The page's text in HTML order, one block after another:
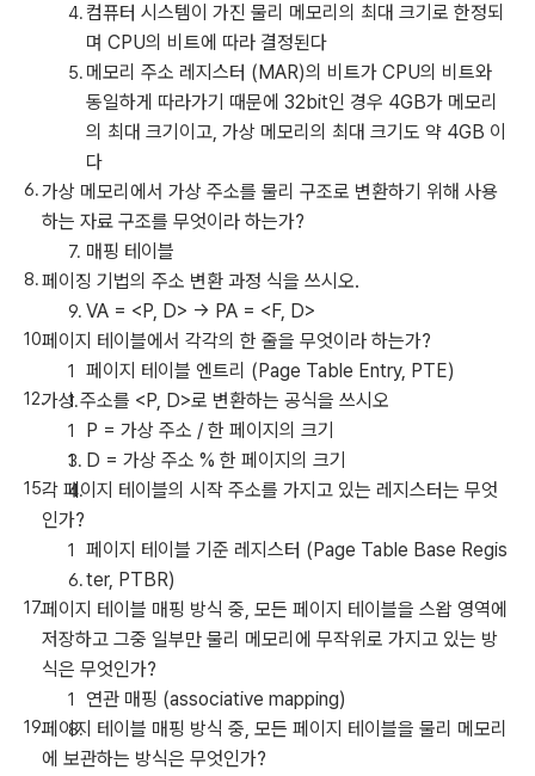
컴퓨터 시스템이 가진 물리 메모리의 최대 크기로 한정되
며 CPU의 비트에 따라 결정된다
메모리 주소 레지스터 (MAR)의 비트가 CPU의 비트와
동일하게 따라가기 때문에 32bit인 경우 4GB가 메모리
의 최대 크기이고, 가상 메모리의 최대 크기도 약 4GB 이
다
가상 메모리에서 가상 주소를 물리 구조로 변환하기 위해 사용
하는 자료 구조를 무엇이라 하는가?
매핑 테이블
페이징 기법의 주소 변환 과정 식을 쓰시오.
VA = <P, D> -> PA = <F, D>
페이지 테이블에서 각각의 한 줄을 무엇이라 하는가?
페이지 테이블 엔트리 (Page Table Entry, PTE)
가상 주소를 <P, D>로 변환하는 공식을 쓰시오
P = 가상 주소 / 한 페이지의 크기
D = 가상 주소 % 한 페이지의 크기
각 페이지 테이블의 시작 주소를 가지고 있는 레지스터는 무엇
인가?
페이지 테이블 기준 레지스터 (Page Table Base Regis
ter, PTBR)
페이지 테이블 매핑 방식 중, 모든 페이지 테이블을 스왑 영역에
저장하고 그중 일부만 물리 메모리에 무작위로 가지고 있는 방
식은 무엇인가?
연관 매핑 (associative mapping)
페이지 테이블 매핑 방식 중, 모든 페이지 테이블을 물리 메모리
에 보관하는 방식은 무엇인가?